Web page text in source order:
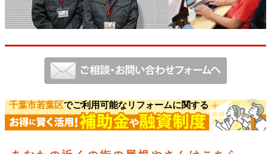
千葉市若葉区でご利用可能なリフォームに関する